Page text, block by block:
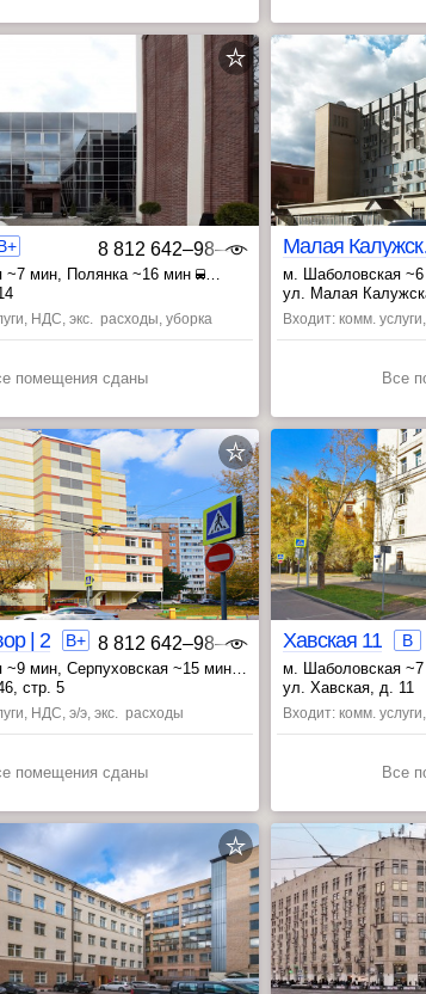
ЮВАО
8 812 642‒98‒46
~7 мин, Полянка ~16 мин
НДС, экс. расходы, уборка
помещения сданы
м. Шаболовская
, Ленинский
ул. Малая
Входит: комм.
Все
| 2 B+ 8 812 642‒98‒46
~9 мин, Серпуховская ~15 мин
мин , Добрынинская ~18 мин
стр. 5
НДС, э/э, экс. расходы
помещения сданы
Хавская 11 B
м. Шаболовская
, Серпуховская ~18
ул. Хавская, д. 11
Входит: комм.
Все